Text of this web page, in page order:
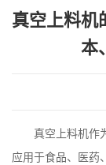
影响企业运行成本
真空上料机
本
真空上料机作
应用于食品、医药